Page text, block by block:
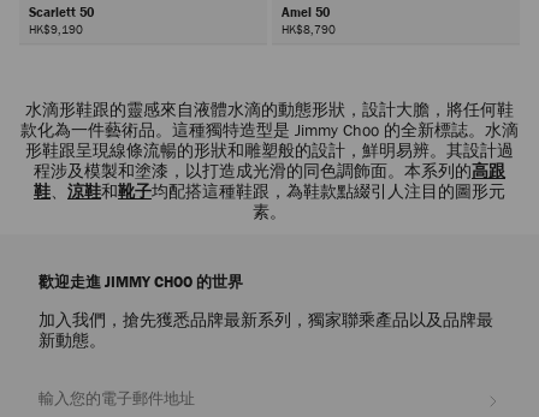
Scarlett 50
HK$9,190
Amel 50
HK$8,790
頁
水滴形鞋跟的靈感來自液體水滴的動態形狀，設計大膽，將任何鞋
款化為一件藝術品。這種獨特造型是 Jimmy Choo 的全新標誌。水滴
形鞋跟呈現線條流暢的形狀和雕塑般的設計，鮮明易辨。其設計過
程涉及模製和塗漆，以打造成光滑的同色調飾面。本系列的高跟
鞋、 涼鞋和靴子均配搭這種鞋跟，為鞋款點綴引人注目的圖形元
素。
歡迎走進 JIMMY CHOO 的世界
加入我們，搶先獲悉品牌最新系列，獨家聯乘產品以及品牌最
新動態。